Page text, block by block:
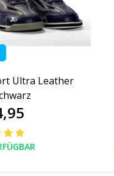
Ultra Leather